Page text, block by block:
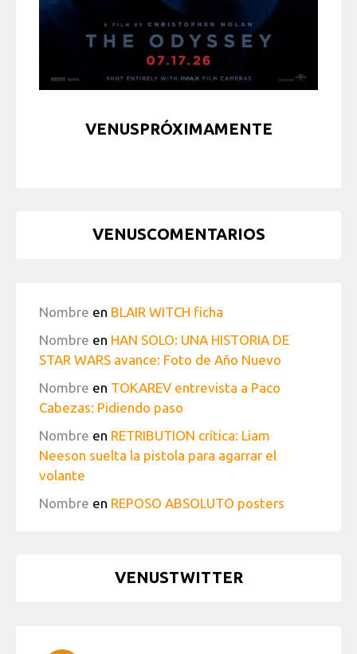
VENUSPRÓXIMAMENTE
VENUSCOMENTARIOS
Nombre en BLAIR WITCH ficha
Nombre en HAN SOLO: UNA HISTORIA DE
STAR WARS avance: Foto de Año Nuevo
Nombre en TOKAREV entrevista a Paco
Cabezas: Pidiendo paso
Nombre en RETRIBUTION crítica: Liam
Neeson suelta la pistola para agarrar el
volante
Nombre en REPOSO ABSOLUTO posters
VENUSTWITTER